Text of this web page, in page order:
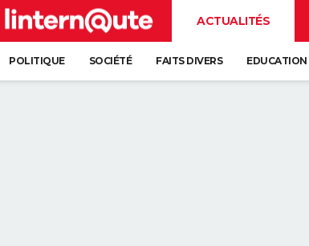
ACTUALITÉS
POLITIQUE SOCIÉTÉ FAITS DIVERS EDUCATION